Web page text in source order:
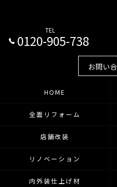
TEL
0120-905-738
お問い
HOME
全面リフォーム
店舗改装
リノベーション
内外装仕上げ材